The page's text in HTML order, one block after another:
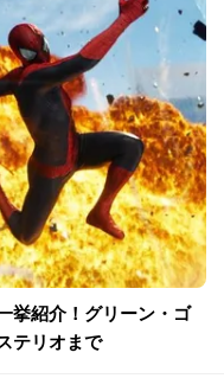
挙紹介！グリーン・ゴ
テリオまで